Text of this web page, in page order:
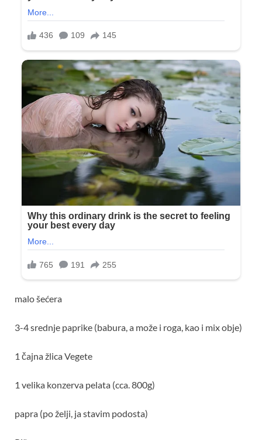
malo šećera
3-4 srednje paprike (babura, a može i roga, kao i mix obje)
1 čajna žlica Vegete
1 velika konzerva pelata (cca. 800g)
papra (po želji, ja stavim podosta)